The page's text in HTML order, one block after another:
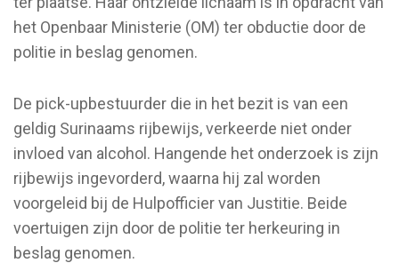
het Openbaar Ministerie (OM) ter obductie door de
politie in beslag genomen.
De pick-upbestuurder die in het bezit is van een
geldig Surinaams rijbewijs, verkeerde niet onder
invloed van alcohol. Hangende het onderzoek is zijn
rijbewijs ingevorderd, waarna hij zal worden
voorgeleid bij de Hulpofficier van Justitie. Beide
voertuigen zijn door de politie ter herkeuring in
beslag genomen.